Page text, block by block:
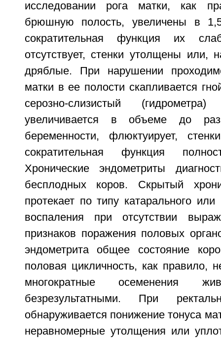
исследовании рога матки, как
брюшную полость, увеличены в
сократительная функция их
отсутствует, стенки утолщены или,
дряблые. При нарушении
матки в ее полости скапливается
серозно-слизистый
увеличивается в объеме до
беременности, флюктуирует,
сократительная функция
Хронические эндометриты
бесплодных коров. Скрытый
протекает по типу катарального или
воспаления при отсутствии
признаков поражения половых
эндометрита общее состояние
половая цикличность, как правило,
многократные осеменения
безрезультатными. При
обнаруживается понижение тонуса
неравномерные утолщения или